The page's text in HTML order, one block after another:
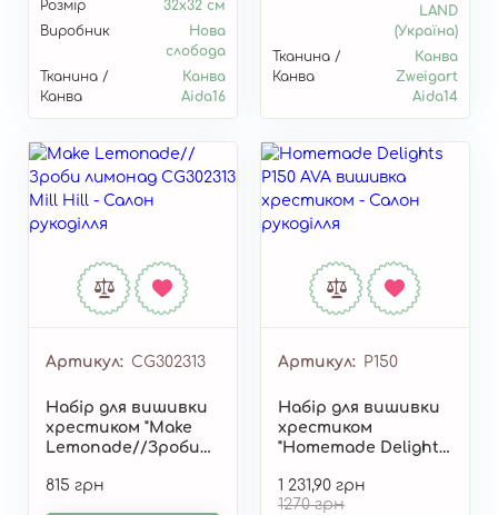
Розмір
32х32 см
Виробник
Нова
слобода
Тканина /
Канва
Канва
Aida16
LAND
(Україна)
Тканина /
Канва
Канва
Zweigart
Aida14
Артикул CG302313
Набір для вишивки
хрестиком "Make
Lemonade//Зроби
815 грн
Артикул P150
Набір для вишивки
хрестиком
"Homemade Delights"
1 231,90 грн
1270 грн